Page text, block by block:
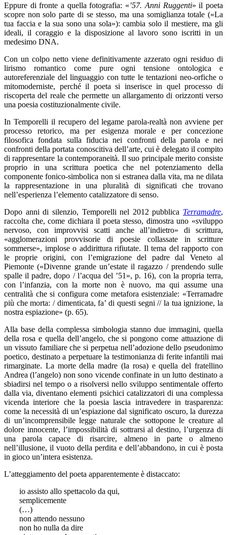
Eppure di fronte a quella fotografia: «’57. Anni Ruggenti» il poeta
scopre non solo parte di se stesso, ma una somiglianza totale («La
tua faccia e la sua sono una sola»): cambia solo il mestiere, ma gli
ideali, il coraggio e la disposizione al lavoro sono iscritti in un
medesimo DNA.
Con un colpo netto viene definitivamente azzerato ogni residuo di
lirismo romantico come pure ogni tensione ontologica e
autoreferenziale del linguaggio con tutte le tentazioni neo-orfiche o
mitomoderniste, perché il poeta si inserisce in quel processo di
riscoperta del reale che permette un allargamento di orizzonti verso
una poesia costituzionalmente civile.
In Temporelli il recupero del legame parola-realtà non avviene per
processo retorico, ma per esigenza morale e per concezione
filosofica fondata sulla fiducia nei confronti della parola e nei
confronti della portata conoscitiva dell’arte, cui è delegato il compito
di rappresentare la contemporaneità. Il suo principale merito consiste
proprio in una scrittura poetica che nel potenziamento della
componente fonico-simbolica non si estranea dalla vita, ma ne dilata
la rappresentazione in una pluralità di significati che trovano
nell’esperienza l’elemento catalizzatore di senso.
Dopo anni di silenzio, Temporelli nel 2012 pubblica Terramadre,
raccolta che, come dichiara il poeta stesso, dimostra uno «sviluppo
nervoso, con improvvisi scatti anche all’indietro» di scrittura,
«agglomerazioni provvisorie di poesie collassate in scritture
sommerse», implose o addirittura rifiutate. Il tema del rapporto con
le proprie origini, con l’emigrazione del padre dal Veneto al
Piemonte («Divenne grande un’estate il ragazzo / prendendo sulle
spalle il padre, dopo / l’acqua del ’51», p. 16), con la propria terra,
con l’infanzia, con la morte non è nuovo, ma qui assume una
centralità che si configura come metafora esistenziale: «Terramadre
più che morta: / dimenticata, fa’ di questi segni // la tua ignizione, la
nostra espiazione» (p. 65).
Alla base della complessa simbologia stanno due immagini, quella
della rosa e quella dell’angelo, che si pongono come attuazione di
un vissuto familiare che si perpetua nell’adozione dello pseudonimo
poetico, destinato a perpetuare la testimonianza di ferite infantili mai
rimarginate. La morte della madre (la rosa) e quella del fratellino
Andrea (l’angelo) non sono vicende confinate in un lutto destinato a
sbiadirsi nel tempo o a risolversi nello sviluppo sentimentale offerto
dalla via, diventano elementi psichici catalizzatori di una complessa
vicenda interiore che la poesia lascia intravedere in trasparenza:
come la necessità di un’espiazione dal significato oscuro, la durezza
di un’incomprensibile legge naturale che sottopone le creature al
dolore innocente, l’impossibilità di sottrarsi al destino, l’urgenza di
una parola capace di risarcire, almeno in parte o almeno
nell’illusione, il vuoto della perdita e dell’abbandono, in cui è posta
in gioco un’intera esistenza.
L’atteggiamento del poeta apparentemente è distaccato:
io assisto allo spettacolo da qui,
semplicemente
(…)
non attendo nessuno
non ho nulla da dire